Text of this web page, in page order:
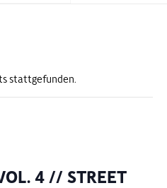
stattgefunden.
4 // STREET